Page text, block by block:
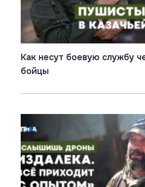
Как несут боевую службу
бойцы